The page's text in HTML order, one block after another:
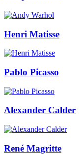
Henri Matisse
Pablo Picasso
Alexander Calder
René Magritte